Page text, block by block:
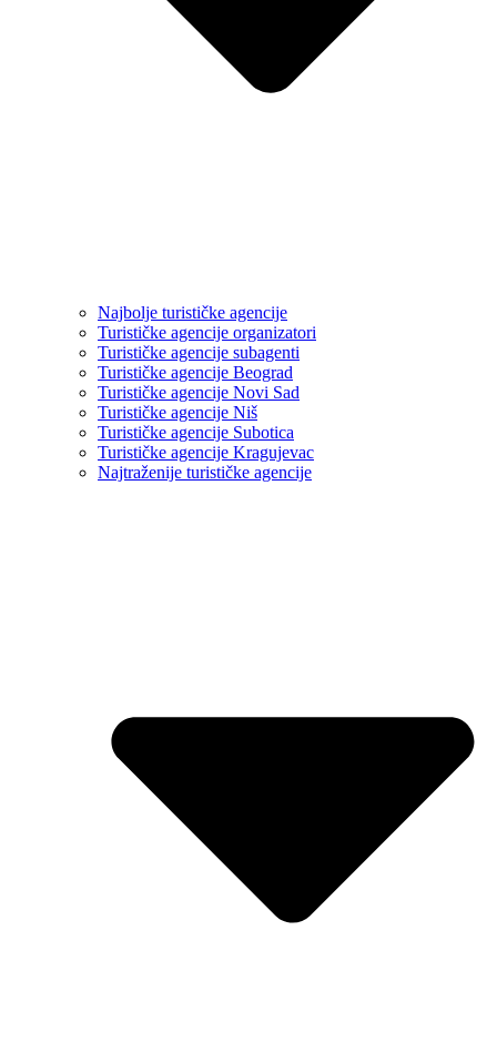
Najbolje turističke agencije
Turističke agencije organizatori
Turističke agencije subagenti
Turističke agencije Beograd
Turističke agencije Novi Sad
Turističke agencije Niš
Turističke agencije Subotica
Turističke agencije Kragujevac
Najtraženije turističke agencije